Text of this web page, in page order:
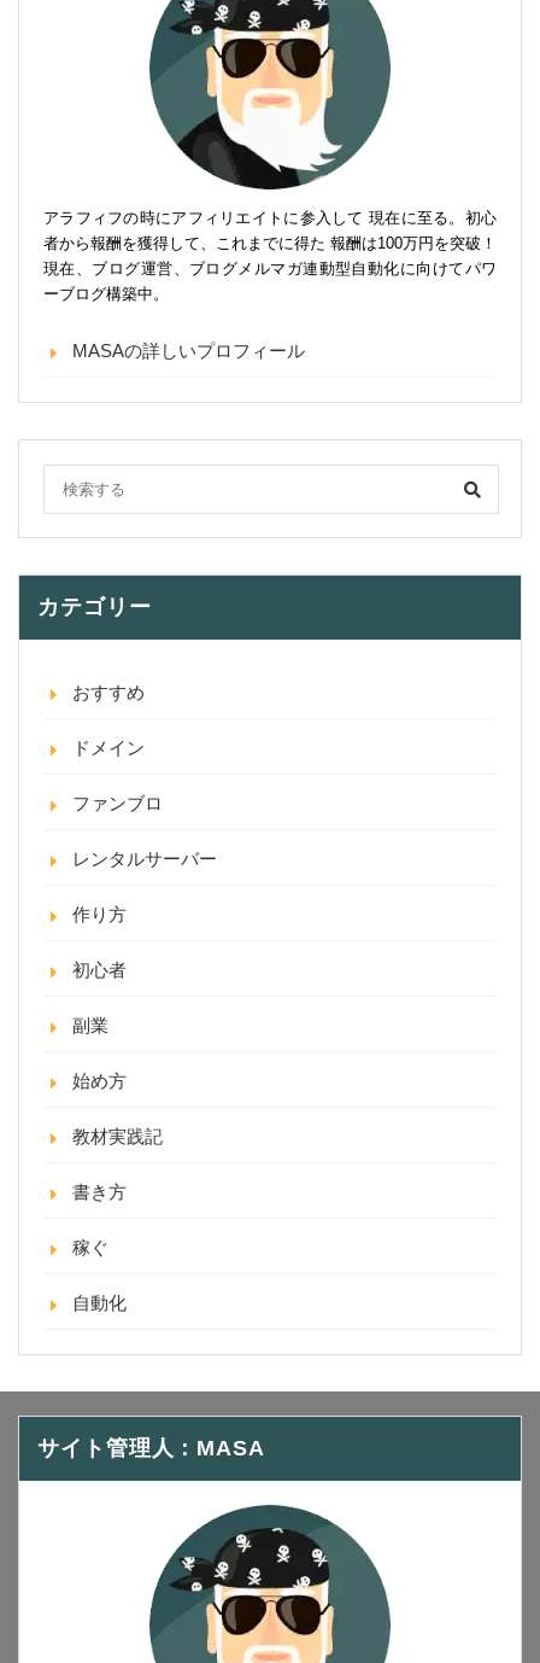
アラフィフの時にアフィリエイトに参入して 現在に至る。初心
者から報酬を獲得して、これまでに得た 報酬は100万円を突破！
現在、ブログ運営、ブログメルマガ連動型自動化に向けてパワ
ーブログ構築中。
MASAの詳しいプロフィール
カテゴリー
おすすめ
ドメイン
ファンブロ
レンタルサーバー
作り方
初心者
副業
始め方
教材実践記
書き方
稼ぐ
自動化
サイト管理人：MASA